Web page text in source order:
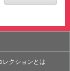
レクションとは